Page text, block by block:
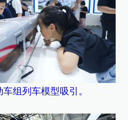
组列车模型吸引。